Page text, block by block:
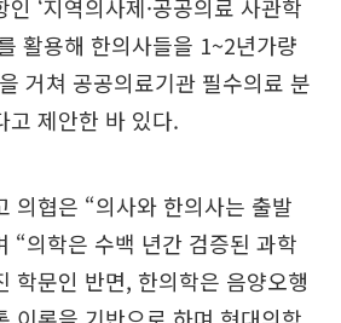
‘지역의사제·공공의료 사관학
활용해 한의사들을 1~2년가량
거쳐 공공의료기관 필수의료 분
고 제안한 바 있다.
의협은 “의사와 한의사는 출발
“의학은 수백 년간 검증된 과학
학문인 반면, 한의학은 음양오행